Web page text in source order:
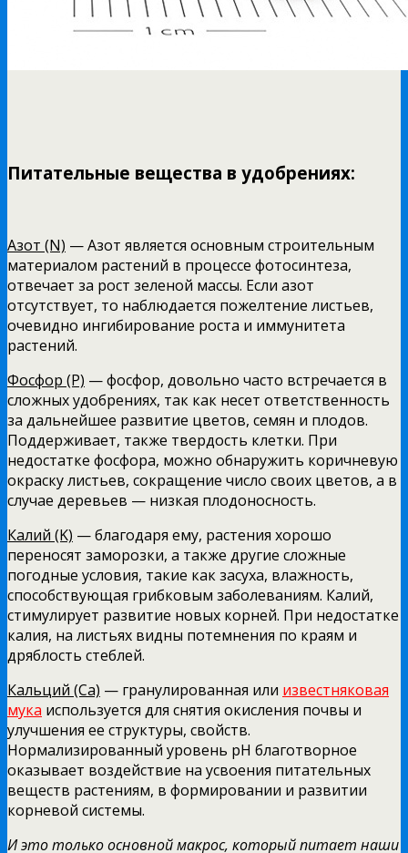
Питательные вещества в удобрениях:
Азот (N) — Азот является основным строительным
материалом растений в процессе фотосинтеза,
отвечает за рост зеленой массы. Если азот
отсутствует, то наблюдается пожелтение листьев,
очевидно ингибирование роста и иммунитета
растений.
Фосфор (P) — фосфор, довольно часто встречается в
сложных удобрениях, так как несет ответственность
за дальнейшее развитие цветов, семян и плодов.
Поддерживает, также твердость клетки. При
недостатке фосфора, можно обнаружить коричневую
окраску листьев, сокращение число своих цветов, а в
случае деревьев — низкая плодоносность.
Калий (K) — благодаря ему, растения хорошо
переносят заморозки, а также другие сложные
погодные условия, такие как засуха, влажность,
способствующая грибковым заболеваниям. Калий,
стимулирует развитие новых корней. При недостатке
калия, на листьях видны потемнения по краям и
дряблость стеблей.
Кальций (Ca) — гранулированная или известняковая
мука используется для снятия окисления почвы и
улучшения ее структуры, свойств.
Нормализированный уровень рН благотворное
оказывает воздействие на усвоения питательных
веществ растениям, в формировании и развитии
корневой системы.
И это только основной макрос, который питает наши